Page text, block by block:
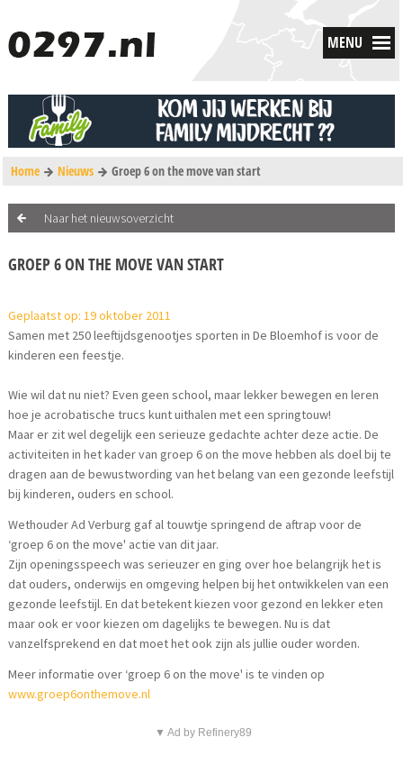
MENU
Home Nieuws Groep 6 on the move van start
Naar het nieuwsoverzicht
GROEP 6 ON THE MOVE VAN START
Geplaatst op: 19 oktober 2011
Samen met 250 leeftijdsgenootjes sporten in De Bloemhof is voor de
kinderen een feestje.
Wie wil dat nu niet? Even geen school, maar lekker bewegen en leren
hoe je acrobatische trucs kunt uithalen met een springtouw!
Maar er zit wel degelijk een serieuze gedachte achter deze actie. De
activiteiten in het kader van groep 6 on the move hebben als doel bij te
dragen aan de bewustwording van het belang van een gezonde leefstijl
bij kinderen, ouders en school.
Wethouder Ad Verburg gaf al touwtje springend de aftrap voor de
‘groep 6 on the move' actie van dit jaar.
Zijn openingsspeech was serieuzer en ging over hoe belangrijk het is
dat ouders, onderwijs en omgeving helpen bij het ontwikkelen van een
gezonde leefstijl. En dat betekent kiezen voor gezond en lekker eten
maar ook er voor kiezen om dagelijks te bewegen. Nu is dat
vanzelfsprekend en dat moet het ook zijn als jullie ouder worden.
Meer informatie over ‘groep 6 on the move' is te vinden op
www.groep6onthemove.nl
▼ Ad by Refinery89